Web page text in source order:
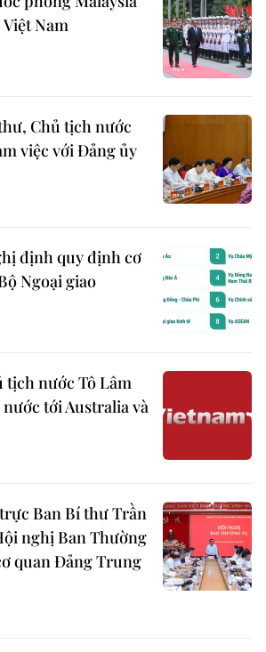
Nam
Chủ tịch nước
việc với Đảng ủy
định quy định cơ
Ngoại giao
tịch nước Tô Lâm
tới Australia và
Ban Bí thư Trần
nghị Ban Thường
quan Đảng Trung